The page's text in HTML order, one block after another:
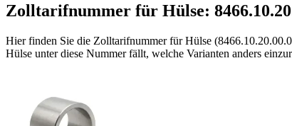
Zolltarifnummer für Hülse:
Hier finden Sie die Zolltarifnummer für Hülse
Hülse unter diese Nummer fällt, welche Varianten anders